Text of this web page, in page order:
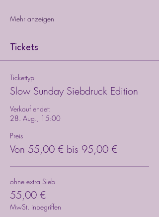
Mehr anzeigen
Tickets
Tickettyp
Slow Sunday Siebdruck Edition
Verkauf endet:
28. Aug., 15:00
Preis
Von 55,00 € bis 95,00 €
ohne extra Sieb
55,00 €
MwSt. inbegriffen